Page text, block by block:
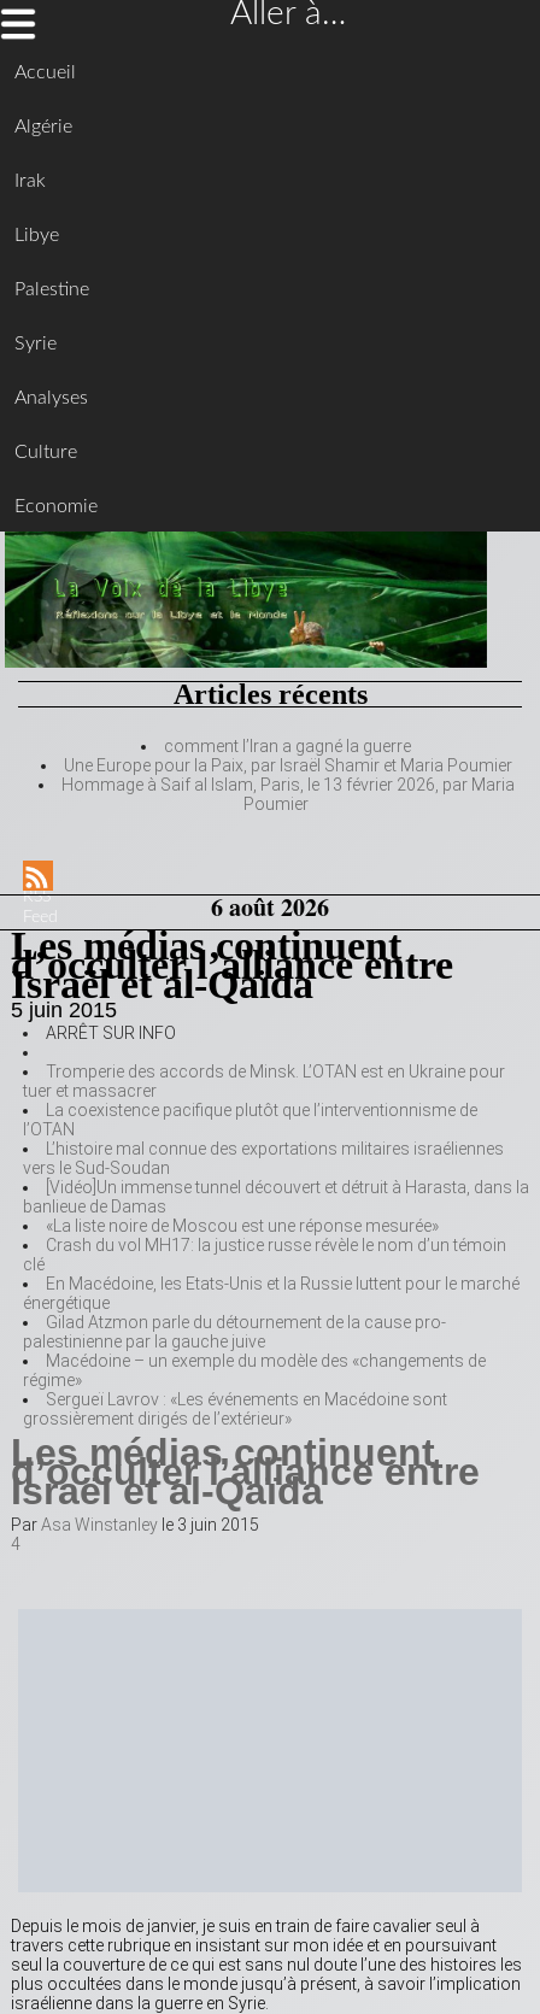
Aller à…
Accueil
Algérie
Irak
Libye
Palestine
Syrie
Analyses
Culture
Economie
Articles récents
comment l’Iran a gagné la guerre
Une Europe pour la Paix, par Israël Shamir et Maria Poumier
Hommage à Saif al Islam, Paris, le 13 février 2026, par Maria
Poumier
RSS
Feed
6 août 2026
Les médias continuent
d’occulter l’alliance entre
Israël et al-Qaïda
5 juin 2015
ARRÊT SUR INFO
Tromperie des accords de Minsk. L’OTAN est en Ukraine pour
tuer et massacrer
La coexistence pacifique plutôt que l’interventionnisme de
l’OTAN
L’histoire mal connue des exportations militaires israéliennes
vers le Sud-Soudan
[Vidéo]Un immense tunnel découvert et détruit à Harasta, dans la
banlieue de Damas
«La liste noire de Moscou est une réponse mesurée»
Crash du vol MH17: la justice russe révèle le nom d’un témoin
clé
En Macédoine, les Etats-Unis et la Russie luttent pour le marché
énergétique
Gilad Atzmon parle du détournement de la cause pro-
palestinienne par la gauche juive
Macédoine – un exemple du modèle des «changements de
régime»
Sergueï Lavrov : «Les événements en Macédoine sont
grossièrement dirigés de l’extérieur»
Les médias continuent
d’occulter l’alliance entre
Israël et al-Qaïda
ParAsa Winstanley le 3 juin 2015
4
Depuis le mois de janvier, je suis en train de faire cavalier seul à
travers cette rubrique en insistant sur mon idée et en poursuivant
seul la couverture de ce qui est sans nul doute l’une des histoires les
plus occultées dans le monde jusqu’à présent, à savoir l’implication
israélienne dans la guerre en Syrie.